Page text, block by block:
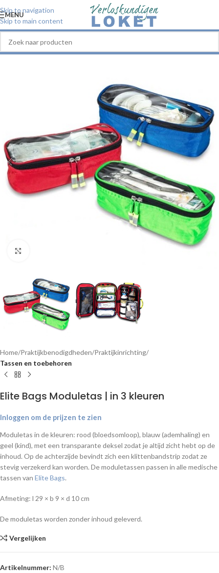
Skip to navigation
Skip to main content
MENU
Home Praktijkbenodigdheden Praktijkinrichting
Tassen en toebehoren
Elite Bags Moduletas | in 3 kleuren
Inloggen om de prijzen te zien
Moduletas in de kleuren: rood (bloedsomloop), blauw (ademhaling) en
geel (kind), met een transparante deksel zodat je altijd zicht hebt op de
inhoud. Op de achterzijde bevindt zich een klittenbandstrip zodat ze
stevig verzekerd kan worden. De moduletassen passen in alle medische
tassen van Elite Bags.
Afmeting: l 29 × b 9 × d 10 cm
De moduletas worden zonder inhoud geleverd.
Vergelijken
Artikelnummer: N/B